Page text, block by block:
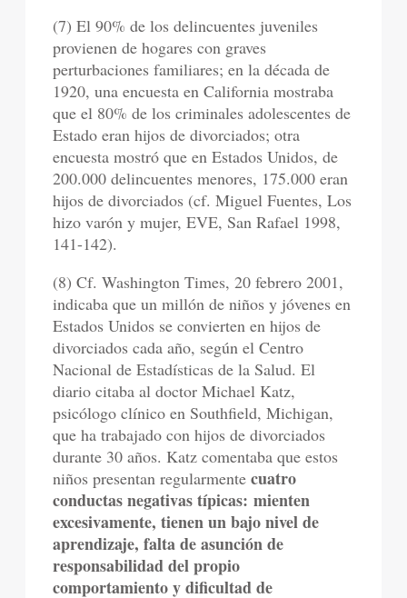
(7) El 90% de los delincuentes juveniles
provienen de hogares con graves
perturbaciones familiares; en la década de
1920, una encuesta en California mostraba
que el 80% de los criminales adolescentes de
Estado eran hijos de divorciados; otra
encuesta mostró que en Estados Unidos, de
200.000 delincuentes menores, 175.000 eran
hijos de divorciados (cf. Miguel Fuentes, Los
hizo varón y mujer, EVE, San Rafael 1998,
141-142).
(8) Cf. Washington Times, 20 febrero 2001,
indicaba que un millón de niños y jóvenes en
Estados Unidos se convierten en hijos de
divorciados cada año, según el Centro
Nacional de Estadísticas de la Salud. El
diario citaba al doctor Michael Katz,
psicólogo clínico en Southfield, Michigan,
que ha trabajado con hijos de divorciados
durante 30 años. Katz comentaba que estos
niños presentan regularmentecuatro
conductas negativas típicas: mienten
excesivamente, tienen un bajo nivel de
aprendizaje, falta de asunción de
responsabilidad del propio
comportamiento y dificultad de